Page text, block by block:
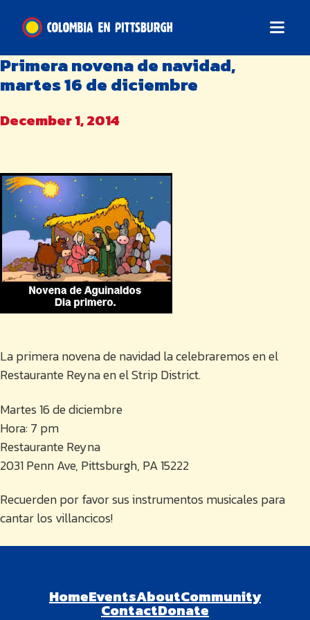
Primera novena de navidad,
martes 16 de diciembre
December 1, 2014
La primera novena de navidad la celebraremos en el
Restaurante Reyna en el Strip District.
Martes 16 de diciembre
Hora: 7 pm
Restaurante Reyna
2031 Penn Ave, Pittsburgh, PA ‎15222
Recuerden por favor sus instrumentos musicales para
cantar los villancicos!
HomeEventsAboutCommunity
ContactDonate